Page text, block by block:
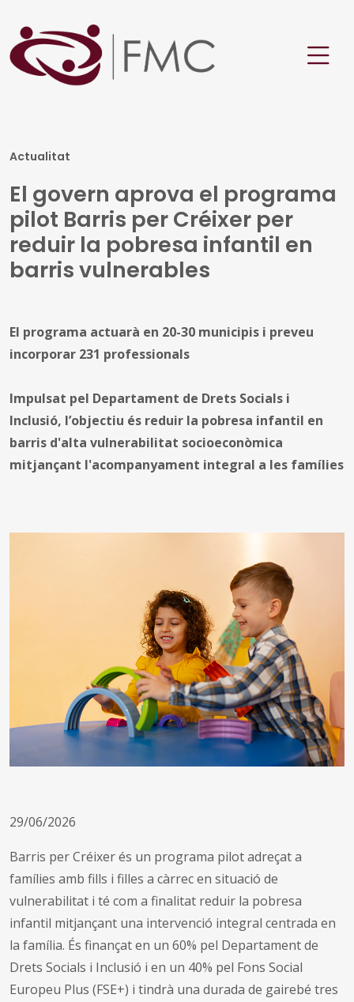
Actualitat
El govern aprova el programa
pilot Barris per Créixer per
reduir la pobresa infantil en
barris vulnerables
El programa actuarà en 20-30 municipis i preveu
incorporar 231 professionals
Impulsat pel Departament de Drets Socials i
Inclusió, l’objectiu és reduir la pobresa infantil en
barris d'alta vulnerabilitat socioeconòmica
mitjançant l'acompanyament integral a les famílies
29/06/2026
Barris per Créixer és un programa pilot adreçat a
famílies amb fills i filles a càrrec en situació de
vulnerabilitat i té com a finalitat reduir la pobresa
infantil mitjançant una intervenció integral centrada en
la família. És finançat en un 60% pel Departament de
Drets Socials i Inclusió i en un 40% pel Fons Social
Europeu Plus (FSE+) i tindrà una durada de gairebé tres